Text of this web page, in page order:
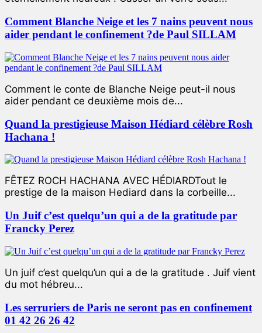
Comment Blanche Neige et les 7 nains peuvent nous
aider pendant le confinement ?de Paul SILLAM
Comment le conte de Blanche Neige peut-il nous
aider pendant ce deuxième mois de...
Quand la prestigieuse Maison Hédiard célèbre Rosh
Hachana !
FÊTEZ ROCH HACHANA AVEC HÉDIARDTout le
prestige de la maison Hediard dans la corbeille...
Un Juif c’est quelqu’un qui a de la gratitude par
Francky Perez
Un juif c’est quelqu’un qui a de la gratitude . Juif vient
du mot hébreu...
Les serruriers de Paris ne seront pas en confinement
01 42 26 26 42